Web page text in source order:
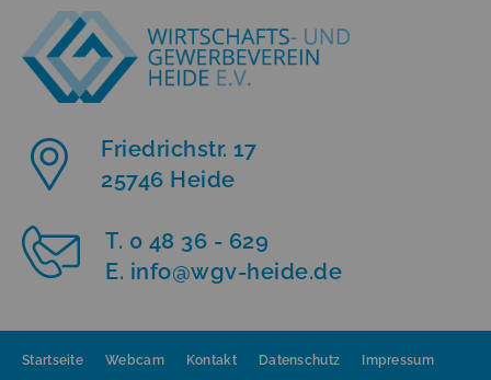
Friedrichstr. 17
25746 Heide
T. 0 48 36 - 629
E. info@wgv-heide.de
Startseite Webcam Kontakt Datenschutz Impressum